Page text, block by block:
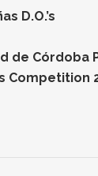
D.O.’s
de Córdoba
Competition